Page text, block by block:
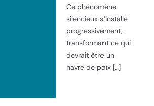
Ce phénomène
silencieux s’installe
progressivement,
transformant ce qui
devrait être un
havre de paix […]